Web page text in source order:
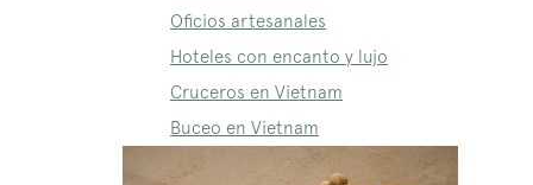
Oficios artesanales
Hoteles con encanto y lujo
Cruceros en Vietnam
Buceo en Vietnam